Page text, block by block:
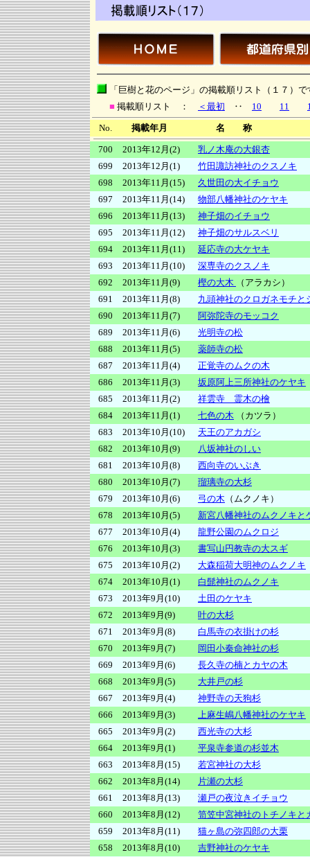
「巨樹と花のページ」の掲載順リスト（１７）
■ 掲載順リスト ： ＜最初 ‥ 10 11
No. 掲載年月 名 称
700 2013年12月(2)
乳ノ木庵の大銀杏
699
2013年12月(1)
竹田諏訪神社のクスノキ
698
2013年11月(15)
久世田の大イチョウ
697
2013年11月(14)
物部八幡神社のケヤキ
696
2013年11月(13)
神子畑のイチョウ
695
2013年11月(12)
神子畑のサルスベリ
694
2013年11月(11)
延応寺の大ケヤキ
693
2013年11月(10)
深専寺のクスノキ
692
2013年11月(9) 樫の大木
（アラカシ）
691
2013年11月(8)
九頭神社のクロガネモチと
690
2013年11月(7)
阿弥陀寺のモッコク
689
2013年11月(6)
光明寺の松
688
2013年11月(5)
薬師寺の松
687
2013年11月(4)
正覚寺のムクの木
686
2013年11月(3)
坂原阿上三所神社のケヤキ
685
2013年11月(2)
祥雲寺 霊木の檜
684
2013年11月(1) 七色の木 （カツラ）
683
2013年10月(10)
天王のアカガシ
682
2013年10月(9)
八坂神社のしい
681
2013年10月(8)
西向寺のいぶき
680
2013年10月(7)
瑠璃寺の大杉
679
2013年10月(6) 弓の木 （ムクノキ）
678
2013年10月(5)
新宮八幡神社のムクノキと
677
2013年10月(4)
龍野公園のムクロジ
676
2013年10月(3)
書写山円教寺の大スギ
675
2013年10月(2)
大森稲荷大明神のムクノキ
674
2013年10月(1)
白髭神社のムクノキ
673
2013年9月(10)
土田のケヤキ
672
2013年9月(9)
叶の大杉
671
2013年9月(8)
白馬寺の衣掛けの杉
670
2013年9月(7)
岡田小秦命神社の杉
669
2013年9月(6)
長久寺の楠とカヤの木
668
2013年9月(5)
大井戸の杉
667
2013年9月(4)
神野寺の天狗杉
666
2013年9月(3)
上麻生嶋八幡神社のケヤキ
665
2013年9月(2)
西光寺の大杉
664
2013年9月(1)
平泉寺参道の杉並木
663
2013年8月(15)
若宮神社の大杉
662
2013年8月(14)
片瀬の大杉
661
2013年8月(13)
瀬戸の夜泣きイチョウ
660
2013年8月(12)
笥笠中宮神社のトチノキと
659
2013年8月(11)
猫ヶ島の弥四郎の大栗
658
2013年8月(10)
吉野神社のケヤキ